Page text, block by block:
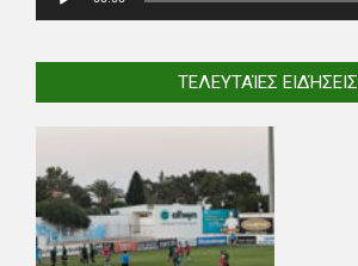
ΤΕΛΕΥΤΑΊΕΣ ΕΙΔΉΣΕΙΣ